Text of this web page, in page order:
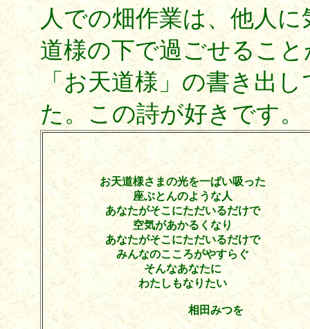
人での畑作業は、他人
道様の下で過ごせるこ
「お天道様」の書き出
た。この詩が好きです。
お天道様さまの光を一ぱい吸った
座ぶとんのような人
あなたがそこにただいるだけで
空気があかるくなり
あなたがそこにただいるだけで
みんなのこころがやすらぐ
そんなあなたに
わたしもなりたい
相田みつを